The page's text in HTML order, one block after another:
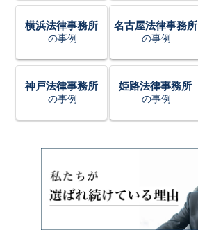
横浜法律事務所
の事例
名古屋法律事務所
の事例
神戸法律事務所
の事例
姫路法律事務所
の事例